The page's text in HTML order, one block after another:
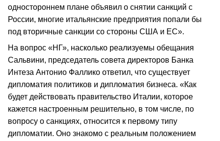
одностороннем плане объявил о снятии санкций с
России, многие итальянские предприятия попали бы
под вторичные санкции со стороны США и ЕС».
На вопрос «НГ», насколько реализуемы обещания
Сальвини, председатель совета директоров Банка
Интеза Антонио Фаллико ответил, что существует
дипломатия политиков и дипломатия бизнеса. «Как
будет действовать правительство Италии, которое
кажется настроенным решительно, в том числе, по
вопросу о санкциях, относится к первому типу
дипломатии. Оно знакомо с реальным положением